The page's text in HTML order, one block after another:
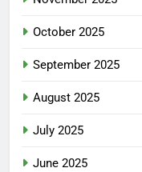
October 2025
September 2025
August 2025
July 2025
June 2025